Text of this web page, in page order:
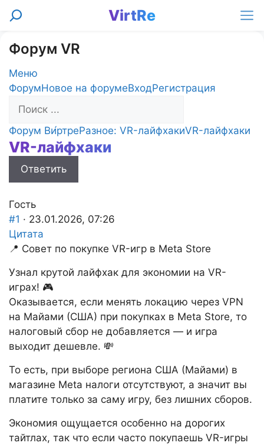
Перейти
VirtRe
Поиск
Форум VR
Меню
Навигация
Форума
ФорумНовое на форумеВходРегистрация
Форум
breadcrumbs
-
Вы
Форум Ви́ртреРазное: VR-лайфхакиVR-лайфхаки
VR-лайфхаки
Ответить
Гость
#1 · 23.01.2026, 07:26
Цитата
📍 Совет по покупке VR-игр в Meta Store
Узнал крутой лайфхак для экономии на VR-
играх! 🎮
Оказывается, если менять локацию через VPN
на Майами (США) при покупках в Meta Store, то
налоговый сбор не добавляется — и игра
выходит дешевле. 💸
То есть, при выборе региона США (Майами) в
магазине Meta налоги отсутствуют, а значит вы
платите только за саму игру, без лишних сборов.
Экономия ощущается особенно на дорогих
тайтлах, так что если часто покупаешь VR-игры